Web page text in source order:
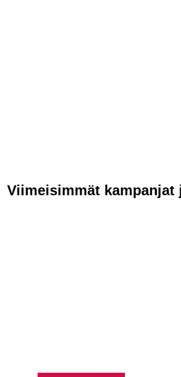
Viimeisimmät kampanjat